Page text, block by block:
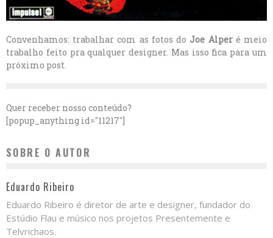
Convenhamos: trabalhar com as fotos do Joe Alperé meio
trabalho feito pra qualquer designer. Mas isso fica para um
próximo post.
Quer receber nosso conteúdo?
[popup_anything id="11217"]
SOBRE O AUTOR
Eduardo Ribeiro
Eduardo Ribeiro é diretor de arte e designer, fundador do
Estúdio Flau e músico nos projetos Presentemente e
Telvrichaos.